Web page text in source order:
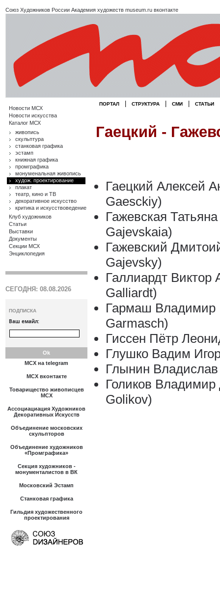
Союз Художников России Академия художеств museum.ru вконтакте
Новости МСХ
Новости искусства
Каталог МСХ
живопись
скульптура
станковая графика
эстамп
книжная графика
промграфика
монуменальная живопись
худож. проектирование
плакат
театр, кино и ТВ
декоративное искусство
критика и искусствоведение
Клуб художников
Статьи
Выставки
Документы
Секции МСХ
Энциклопедия
СЕГОДНЯ: 08.08.2026
ПОДПИСКА
Ваш емайл:
МСХ на telegram
МСХ вконтакте
Товарищество живописцев
МСХ
Ассоциациация Художников
Декоративных Искусств
Объединение московских
скульпторов
Объединение художников
«Промграфика»
Секция художников -
монументалистов в ВК
Московский Эстамп
Станковая графика
Гильдия художественного
проектирования
ПОРТАЛ СТРУКТУРА СМИ СТАТЬИ
Гаецкий -
Гаецкий Алексей
Gaesckiy)
Гажевская
Gajevskaia)
Гажевский
Gajevsky)
Галлиардт Виктор
Galliardt)
Гармаш Владимир
Garmasch)
Гиссен Пётр
Глушко Вадим
Глынин
Голиков
Golikov)